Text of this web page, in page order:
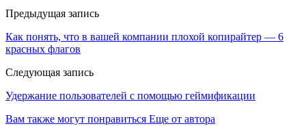
Предыдущая запись
Как понять, что в вашей компании плохой копирайтер — 6
красных флагов
Следующая запись
Удержание пользователей с помощью геймификации
Вам также могут понравиться Еще от автора